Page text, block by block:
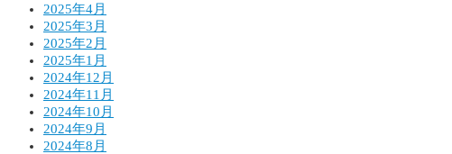
2025年4月
2025年3月
2025年2月
2025年1月
2024年12月
2024年11月
2024年10月
2024年9月
2024年8月